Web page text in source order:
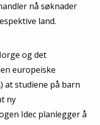
nå søknader
land.
og det
europeiske
at studiene på barn
ny
Idec planlegger å